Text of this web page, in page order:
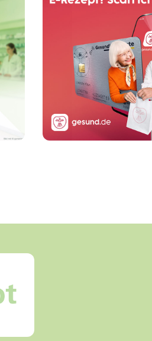
Lösen Sie E-
per Scan mit
Smartphone ein
einfach über
gesund.de-
Mehr